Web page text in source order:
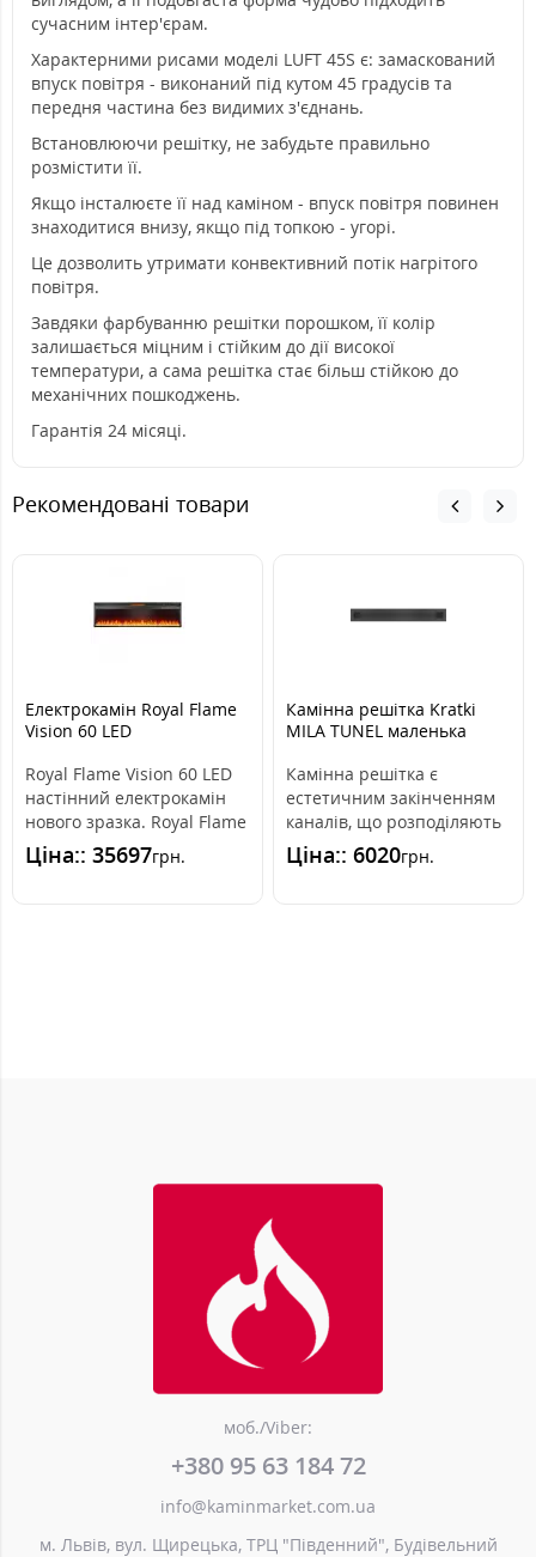
сучасним інтер'єрам.
Характерними рисами моделі LUFT 45S є: замаскований
впуск повітря - виконаний під кутом 45 градусів та
передня частина без видимих з'єднань.
Встановлюючи решітку, не забудьте правильно
розмістити її.
Якщо інсталюєте її над каміном - впуск повітря повинен
знаходитися внизу, якщо під топкою - угорі.
Це дозволить утримати конвективний потік нагрітого
повітря.
Завдяки фарбуванню решітки порошком, її колір
залишається міцним і стійким до дії високої
температури, а сама решітка стає більш стійкою до
механічних пошкоджень.
Гарантія 24 місяці.
Рекомендовані товари
Електрокамін Royal Flame
Vision 60 LED
Royal Flame Vision 60 LED
настінний електрокамін
нового зразка. Royal Flame
Vision 60 LED ідеально в..
Ціна:: 35697грн.
Камінна решітка Kratki
MILA TUNEL маленька
Камінна решітка є
естетичним закінченням
каналів, що розподіляють
гаряче повітря з каміна.
Вона ін..
Ціна:: 6020грн.
моб./Viber:
+380 95 63 184 72
info@kaminmarket.com.ua
м. Львів, вул. Щирецька, ТРЦ "Південний", Будівельний